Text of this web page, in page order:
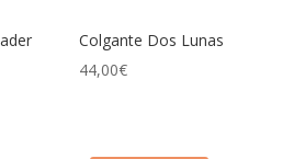
Colgante Dos Lunas
44,00€